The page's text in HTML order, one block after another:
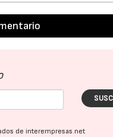
de interempresas.net